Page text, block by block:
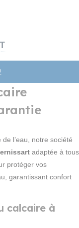
l’eau, notre société
adaptée à tous
protéger vos
garantissant confort
calcaire à